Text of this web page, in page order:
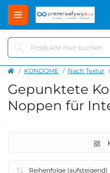
KONDOME Nach Textur
Gepunktete
Noppen für